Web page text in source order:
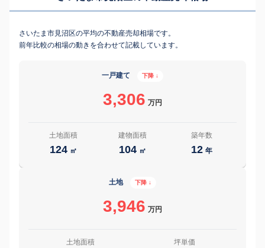
さいたま市見沼区の平均の不動産売却相場です。
前年比較の相場の動きを合わせて記載しています。
一戸建て 下降 ↓
3,306 万円
土地面積
124 ㎡
建物面積
104 ㎡
築年数
12 年
土地 下降 ↓
3,946 万円
土地面積 坪単価